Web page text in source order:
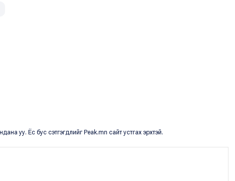
уу. Ёс бус сэтгэгдлийг Peak.mn сайт устгах эрхтэй.